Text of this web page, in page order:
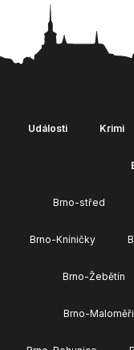
Události Krimi
Brno-střed
Brno-Kníničky
Brno-Žebětín
Brno-